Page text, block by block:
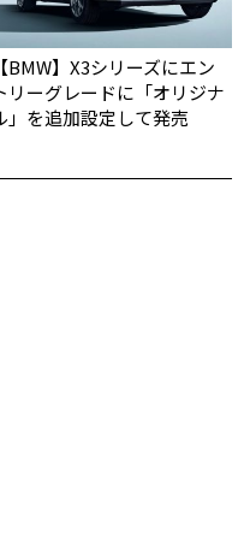
【BMW】X3シリーズにエン
リーグレードに「オリジナ
」を追加設定して発売